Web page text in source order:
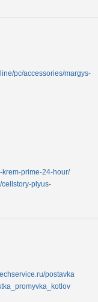
pc/accessories/margys-
prime-24-hour/
plyus-
postavka